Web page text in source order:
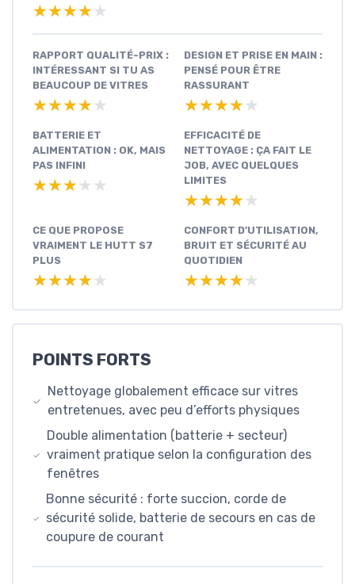
★★★★★
★★★★★
RAPPORT QUALITÉ-PRIX :
INTÉRESSANT SI TU AS
BEAUCOUP DE VITRES
★★★★★
★★★★★
DESIGN ET PRISE EN MAIN :
PENSÉ POUR ÊTRE
RASSURANT
★★★★★
★★★★★
BATTERIE ET
ALIMENTATION : OK, MAIS
PAS INFINI
★★★★★
★★★★★
EFFICACITÉ DE
NETTOYAGE : ÇA FAIT LE
JOB, AVEC QUELQUES
LIMITES
★★★★★
★★★★★
CE QUE PROPOSE
VRAIMENT LE HUTT S7
PLUS
★★★★★
★★★★★
CONFORT D’UTILISATION,
BRUIT ET SÉCURITÉ AU
QUOTIDIEN
★★★★★
★★★★★
POINTS FORTS
Nettoyage globalement efficace sur vitres
entretenues, avec peu d’efforts physiques
Double alimentation (batterie + secteur)
vraiment pratique selon la configuration des
fenêtres
Bonne sécurité : forte succion, corde de
sécurité solide, batterie de secours en cas de
coupure de courant